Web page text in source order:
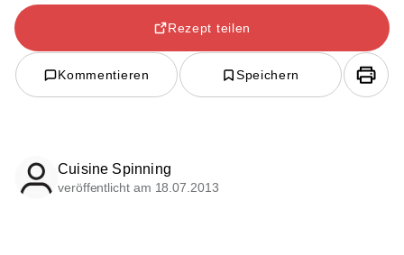
Rezept teilen
Kommentieren Speichern
Cuisine Spinning
veröffentlicht am 18.07.2013